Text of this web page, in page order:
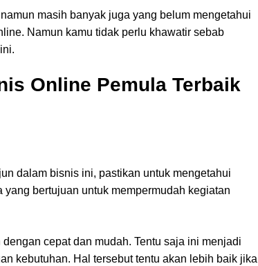
masih banyak juga yang belum mengetahui
Namun kamu tidak perlu khawatir sebab
Online Pemula Terbaik
dalam bisnis ini, pastikan untuk mengetahui
bertujuan untuk mempermudah kegiatan
cepat dan mudah. Tentu saja ini menjadi
kebutuhan. Hal tersebut tentu akan lebih baik jika